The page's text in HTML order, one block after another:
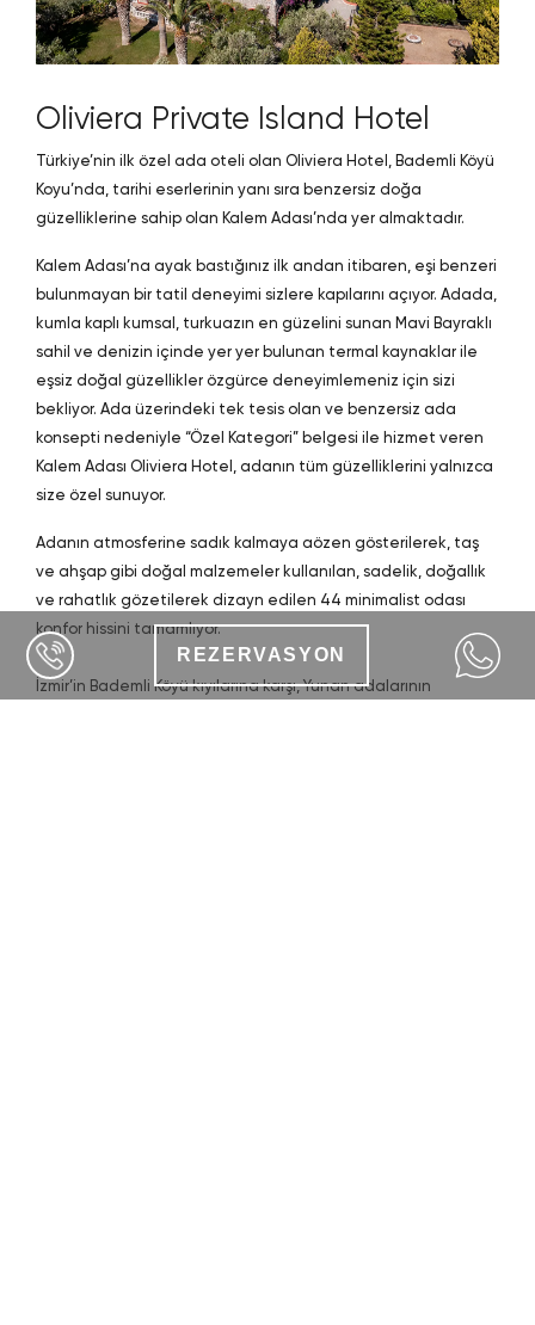
Oliviera Private Island Hotel
Türkiye’nin ilk özel ada oteli olan Oliviera Hotel, Bademli Köyü
Koyu’nda, tarihi eserlerinin yanı sıra benzersiz doğa
güzelliklerine sahip olan Kalem Adası’nda yer almaktadır.
Kalem Adası’na ayak bastığınız ilk andan itibaren, eşi benzeri
bulunmayan bir tatil deneyimi sizlere kapılarını açıyor. Adada,
kumla kaplı kumsal, turkuazın en güzelini sunan Mavi Bayraklı
sahil ve denizin içinde yer yer bulunan termal kaynaklar ile
eşsiz doğal güzellikler özgürce deneyimlemeniz için sizi
bekliyor. Ada üzerindeki tek tesis olan ve benzersiz ada
konsepti nedeniyle “Özel Kategori” belgesi ile hizmet veren
Kalem Adası Oliviera Hotel, adanın tüm güzelliklerini yalnızca
size özel sunuyor.
Adanın atmosferine sadık kalmaya aözen gösterilerek, taş
ve ahşap gibi doğal malzemeler kullanılan, sadelik, doğallık
ve rahatlık gözetilerek dizayn edilen 44 minimalist odası
konfor hissini tamamlıyor.
İzmir’in Bademli Köyü kıyılarına karşı, Yunan adalarının
REZERVASYON